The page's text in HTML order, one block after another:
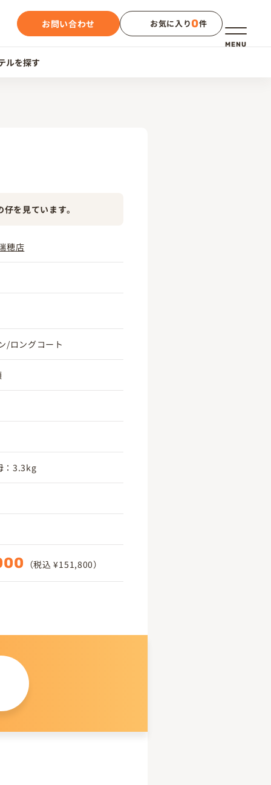
メニュー
MENU
お問い合わせ お気に入り0件
ルを探す
を見ています。
穂店
/ロングコート
：3.3kg
（税込 ¥151,800）